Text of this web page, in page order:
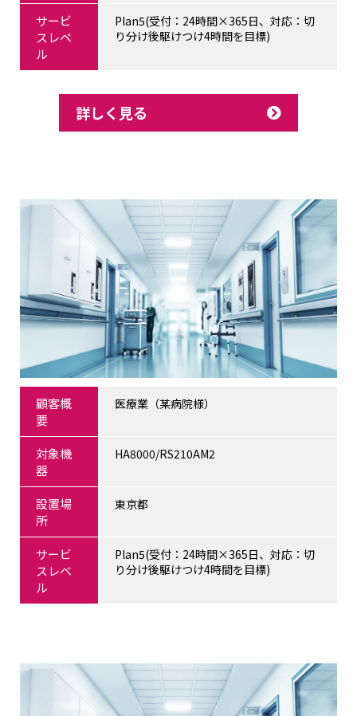
サービ
スレベ
ル
Plan5(受付：24時間×365日、対応：切
り分け後駆けつけ4時間を目標)
詳しく見る
顧客概
要
医療業（某病院様）
対象機
器
HA8000/RS210AM2
設置場
所
東京都
サービ
スレベ
ル
Plan5(受付：24時間×365日、対応：切
り分け後駆けつけ4時間を目標)